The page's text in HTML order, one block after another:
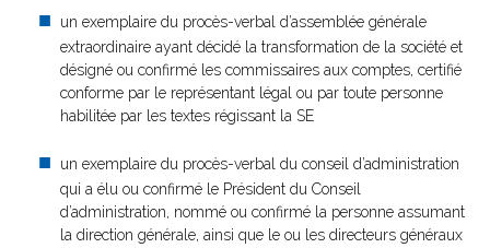
un exemplaire du procès-verbal d’assemblée générale
extraordinaire ayant décidé la transformation de la société et
désigné ou confirmé les commissaires aux comptes, certifié
conforme par le représentant légal ou par toute personne
habilitée par les textes régissant la SE
un exemplaire du procès-verbal du conseil d’administration
qui a élu ou confirmé le Président du Conseil
d’administration, nommé ou confirmé la personne assumant
la direction générale, ainsi que le ou les directeurs généraux